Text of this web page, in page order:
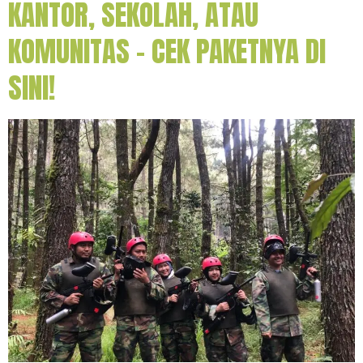
KANTOR, SEKOLAH, ATAU
KOMUNITAS – CEK PAKETNYA DI
SINI!